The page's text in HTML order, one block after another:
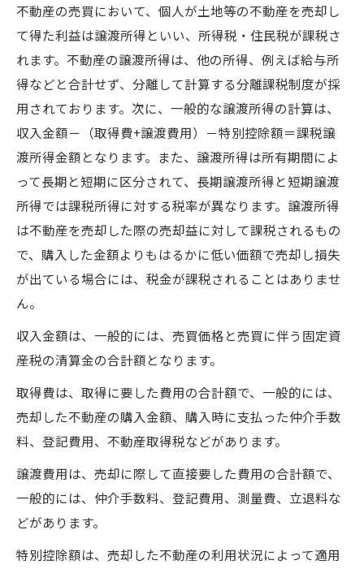
不動産の売買において、個人が土地等の不動産を売却し
て得た利益は譲渡所得といい、所得税・住民税が課税さ
れます。不動産の譲渡所得は、他の所得、例えば給与所
得などと合計せず、分離して計算する分離課税制度が採
用されております。次に、一般的な譲渡所得の計算は、
収入金額－（取得費+譲渡費用）－特別控除額＝課税譲
渡所得金額となります。また、譲渡所得は所有期間によ
って長期と短期に区分されて、長期譲渡所得と短期譲渡
所得では課税所得に対する税率が異なります。譲渡所得
は不動産を売却した際の売却益に対して課税されるもの
で、購入した金額よりもはるかに低い価額で売却し損失
が出ている場合には、税金が課税されることはありませ
ん。
収入金額は、一般的には、売買価格と売買に伴う固定資
産税の清算金の合計額となります。
取得費は、取得に要した費用の合計額で、一般的には、
売却した不動産の購入金額、購入時に支払った仲介手数
料、登記費用、不動産取得税などがあります。
譲渡費用は、売却に際して直接要した費用の合計額で、
一般的には、仲介手数料、登記費用、測量費、立退料な
どがあります。
特別控除額は、売却した不動産の利用状況によって適用